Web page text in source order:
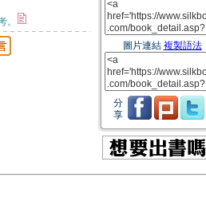
。
圖片連結 複製語法
分
享